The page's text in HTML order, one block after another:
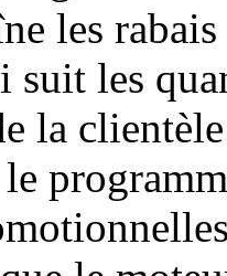
les
les
la